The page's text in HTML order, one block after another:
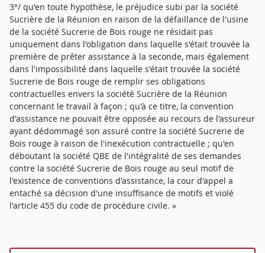
3°/ qu'en toute hypothèse, le préjudice subi par la société
Sucrière de la Réunion en raison de la défaillance de l'usine
de la société Sucrerie de Bois rouge ne résidait pas
uniquement dans l'obligation dans laquelle s'était trouvée la
première de prêter assistance à la seconde, mais également
dans l'impossibilité dans laquelle s'était trouvée la société
Sucrerie de Bois rouge de remplir ses obligations
contractuelles envers la société Sucrière de la Réunion
concernant le travail à façon ; qu'à ce titre, la convention
d'assistance ne pouvait être opposée au recours de l'assureur
ayant dédommagé son assuré contre la société Sucrerie de
Bois rouge à raison de l'inexécution contractuelle ; qu'en
déboutant la société QBE de l'intégralité de ses demandes
contre la société Sucrerie de Bois rouge au seul motif de
l'existence de conventions d'assistance, la cour d'appel a
entaché sa décision d'une insuffisance de motifs et violé
l'article 455 du code de procédure civile. »